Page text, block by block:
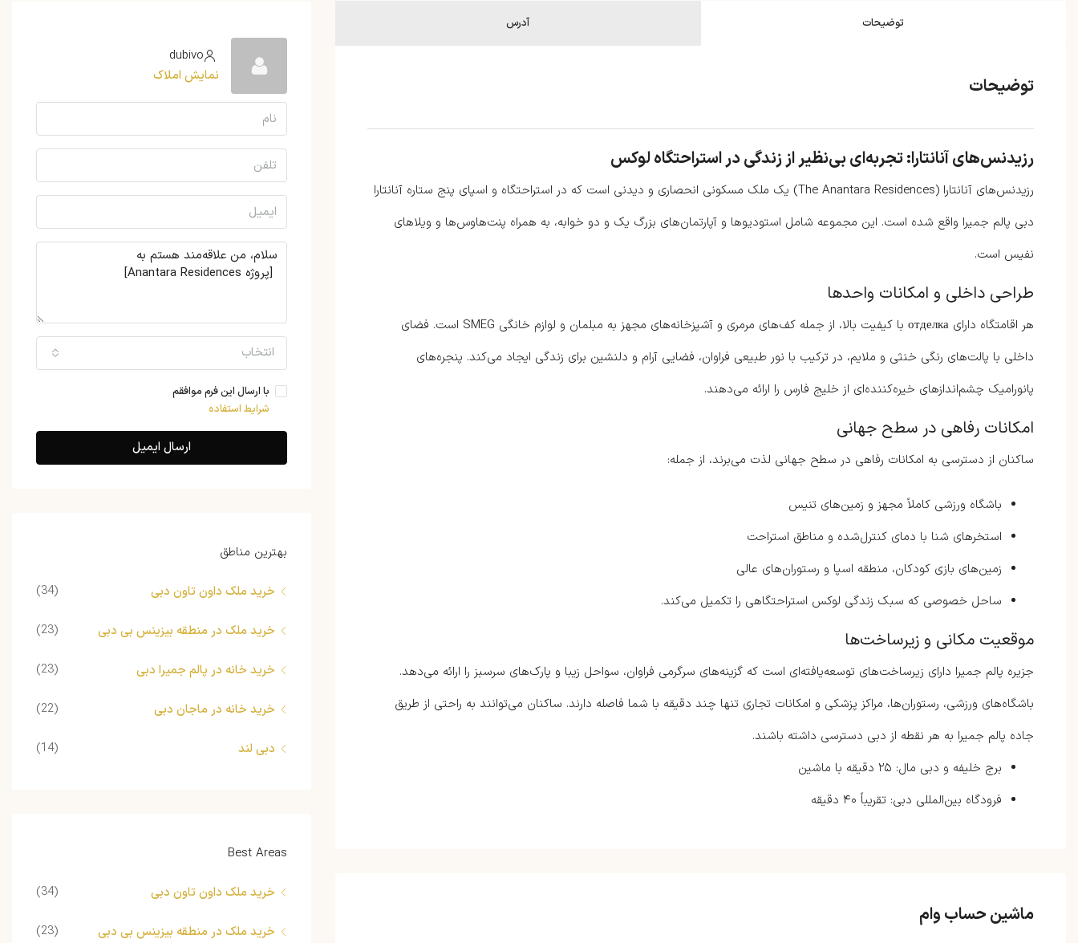
توضیحات آدرس
توضیحات
رزیدنس‌های آنانتارا: تجربه‌ای بی‌نظیر از زندگی در استراحتگاه لوکس
رزیدنس‌های آنانتارا (The Anantara Residences) یک ملک مسکونی انحصاری و دیدنی است که در استراحتگاه و اسپای پنج ستاره آنانتارا
دبی پالم جمیرا واقع شده است. این مجموعه شامل استودیوها و آپارتمان‌های بزرگ یک و دو خوابه، به همراه پنت‌هاوس‌ها و ویلاهای
نفیس است.
طراحی داخلی و امکانات واحدها
هر اقامتگاه دارای отделка با کیفیت بالا، از جمله کف‌های مرمری و آشپزخانه‌های مجهز به مبلمان و لوازم خانگی SMEG است. فضای
داخلی با پالت‌های رنگی خنثی و ملایم، در ترکیب با نور طبیعی فراوان، فضایی آرام و دلنشین برای زندگی ایجاد می‌کند. پنجره‌های
پانورامیک چشم‌اندازهای خیره‌کننده‌ای از خلیج فارس را ارائه می‌دهند.
امکانات رفاهی در سطح جهانی
ساکنان از دسترسی به امکانات رفاهی در سطح جهانی لذت می‌برند، از جمله:
باشگاه ورزشی کاملاً مجهز و زمین‌های تنیس
استخرهای شنا با دمای کنترل‌شده و مناطق استراحت
زمین‌های بازی کودکان، منطقه اسپا و رستوران‌های عالی
ساحل خصوصی که سبک زندگی لوکس استراحتگاهی را تکمیل می‌کند.
موقعیت مکانی و زیرساخت‌ها
جزیره پالم جمیرا دارای زیرساخت‌های توسعه‌یافته‌ای است که گزینه‌های سرگرمی فراوان، سواحل زیبا و پارک‌های سرسبز را ارائه می‌دهد.
باشگاه‌های ورزشی، رستوران‌ها، مراکز پزشکی و امکانات تجاری تنها چند دقیقه با شما فاصله دارند. ساکنان می‌توانند به راحتی از طریق
جاده پالم جمیرا به هر نقطه از دبی دسترسی داشته باشند.
برج خلیفه و دبی مال: ۲۵ دقیقه با ماشین
فرودگاه بین‌المللی دبی: تقریباً ۴۰ دقیقه
ماشین حساب وام
dubivo
نمایش املاک
انتخاب
با ارسال این فرم موافقم
شرایط استفاده
ارسال ایمیل
بهترین مناطق
خرید ملک داون تاون دبی (34)
خرید ملک در منطقه بیزینس بی دبی (23)
خرید خانه در پالم جمیرا دبی (23)
خرید خانه در ماجان دبی (22)
دبی لند (14)
Best Areas
خرید ملک داون تاون دبی (34)
خرید ملک در منطقه بیزینس بی دبی (23)